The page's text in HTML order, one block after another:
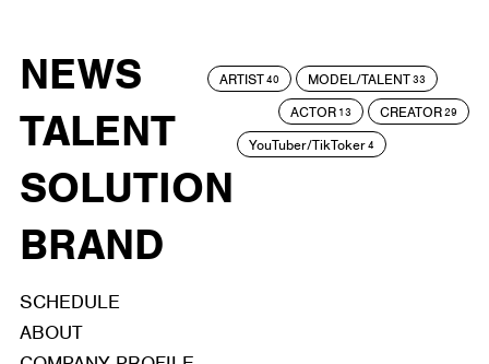
NEWS
TALENT
SOLUTION
BRAND
ARTIST40 MODEL/TALENT33
ACTOR 13 CREATOR29
YouTuber/TikToker4
SCHEDULE
ABOUT